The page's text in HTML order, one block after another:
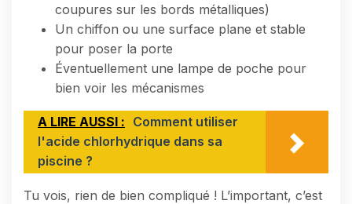
coupures sur les bords métalliques)
Un chiffon ou une surface plane et stable
pour poser la porte
Éventuellement une lampe de poche pour
bien voir les mécanismes
A LIRE AUSSI : Comment utiliser
l'acide chlorhydrique dans sa
piscine ?
Tu vois, rien de bien compliqué ! L’important, c’est